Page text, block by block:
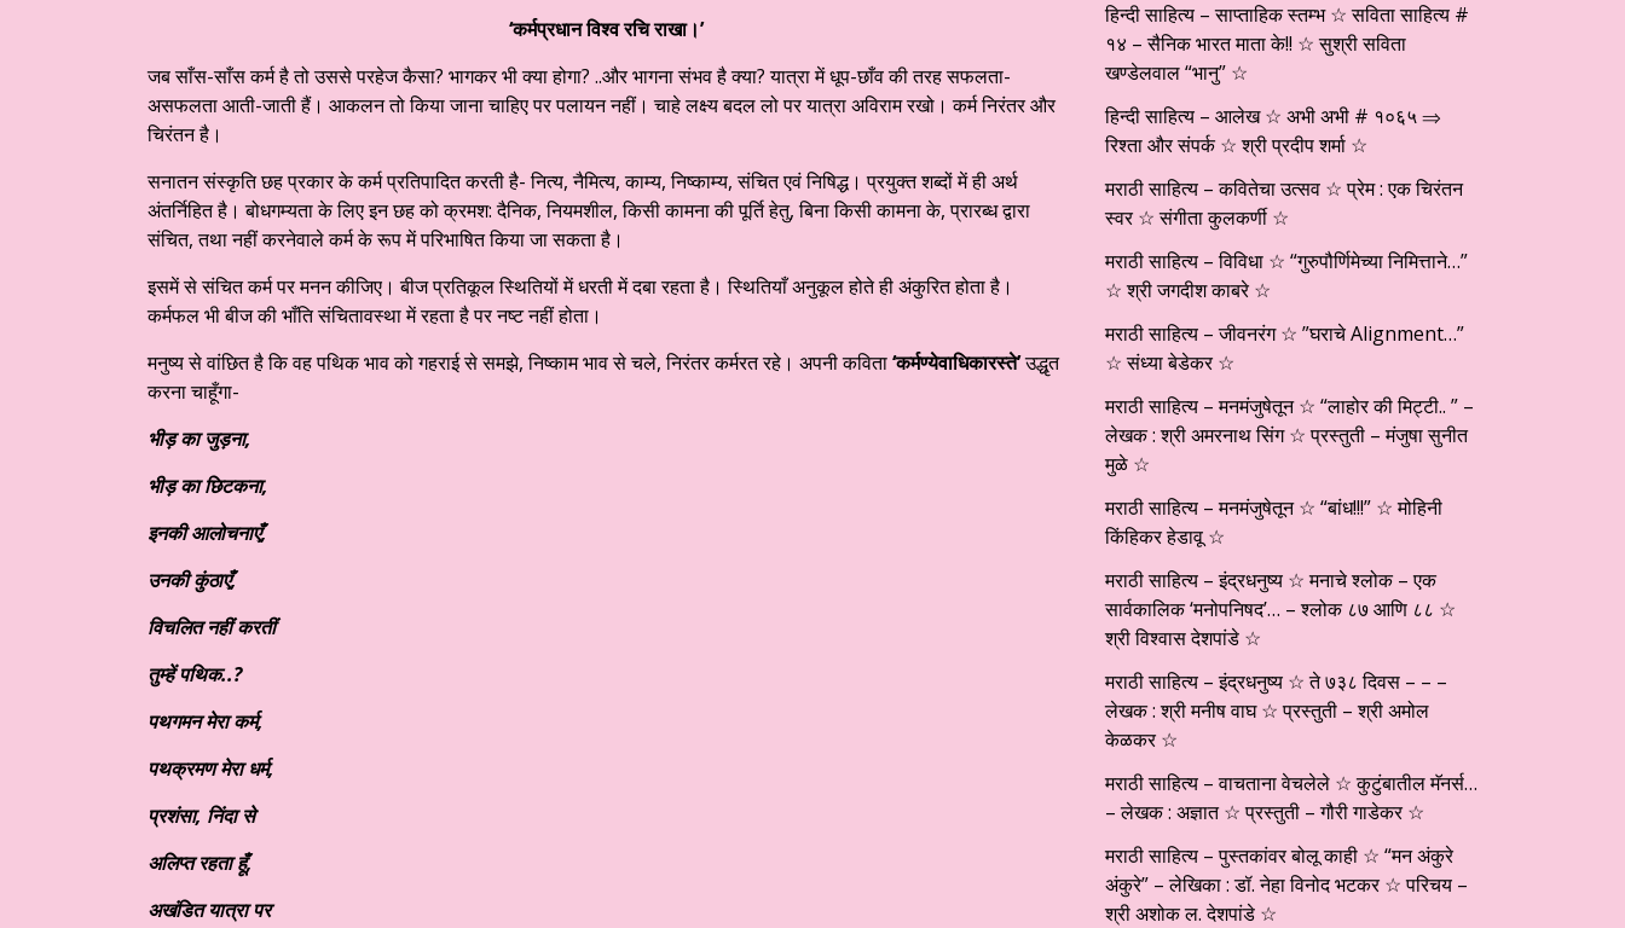
‘कर्मप्रधान विश्व रचि राखा।’
जब साँस-साँस कर्म है तो उससे परहेज कैसा? भागकर भी क्या होगा? ..और भागना संभव है क्या? यात्रा में धूप-छाँव की तरह सफलता-
असफलता आती-जाती हैं। आकलन तो किया जाना चाहिए पर पलायन नहीं। चाहे लक्ष्य बदल लो पर यात्रा अविराम रखो। कर्म निरंतर और
चिरंतन है।
सनातन संस्कृति छह प्रकार के कर्म प्रतिपादित करती है- नित्य, नैमित्य, काम्य, निष्काम्य, संचित एवं निषिद्ध। प्रयुक्त शब्दों में ही अर्थ
अंतर्निहित है। बोधगम्यता के लिए इन छह को क्रमश: दैनिक, नियमशील, किसी कामना की पूर्ति हेतु, बिना किसी कामना के, प्रारब्ध द्वारा
संचित, तथा नहीं करनेवाले कर्म के रूप में परिभाषित किया जा सकता है।
इसमें से संचित कर्म पर मनन कीजिए। बीज प्रतिकूल स्थितियों में धरती में दबा रहता है। स्थितियाँ अनुकूल होते ही अंकुरित होता है।
कर्मफल भी बीज की भाँति संचितावस्था में रहता है पर नष्ट नहीं होता।
मनुष्य से वांछित है कि वह पथिक भाव को गहराई से समझे, निष्काम भाव से चले, निरंतर कर्मरत रहे। अपनी कविता‘कर्मण्येवाधिकारस्ते’उद्धृत
करना चाहूँगा-
भीड़ का जुड़ना,
भीड़ का छिटकना,
इनकी आलोचनाएँ,
उनकी कुंठाएँ,
विचलित नहीं करतीं
तुम्हें पथिक..?
पथगमन मेरा कर्म,
पथक्रमण मेरा धर्म,
प्रशंसा, निंदा से
अलिप्त रहता हूँ,
अखंडित यात्रा पर
हिन्दी साहित्य – साप्ताहिक स्तम्भ ☆ सविता साहित्य #
१४ – सैनिक भारत माता के!! ☆ सुश्री सविता
खण्डेलवाल “भानु” ☆
हिन्दी साहित्य – आलेख ☆ अभी अभी # १०६५ ⇒
रिश्ता और संपर्क ☆ श्री प्रदीप शर्मा ☆
मराठी साहित्य – कवितेचा उत्सव ☆ प्रेम : एक चिरंतन
स्वर ☆ संगीता कुलकर्णी ☆
मराठी साहित्य – विविधा ☆ “गुरुपौर्णिमेच्या निमित्ताने…”
☆ श्री जगदीश काबरे ☆
मराठी साहित्य – जीवनरंग ☆ ”घराचे Alignment…”
☆ संध्या बेडेकर ☆
मराठी साहित्य – मनमंजुषेतून ☆ “लाहोर की मिट्टी.. ” –
लेखक : श्री अमरनाथ सिंग ☆ प्रस्तुती – मंजुषा सुनीत
मुळे ☆
मराठी साहित्य – मनमंजुषेतून ☆ “बांध!!!” ☆ मोहिनी
किंहिकर हेडावू ☆
मराठी साहित्य – इंद्रधनुष्य ☆ मनाचे श्लोक – एक
सार्वकालिक ‘मनोपनिषद’… – श्लोक ८७ आणि ८८ ☆
श्री विश्वास देशपांडे ☆
मराठी साहित्य – इंद्रधनुष्य ☆ ते ७३८ दिवस – – –
लेखक : श्री मनीष वाघ ☆ प्रस्तुती – श्री अमोल
केळकर ☆
मराठी साहित्य – वाचताना वेचलेले ☆ कुटुंबातील मॅनर्स…
– लेखक : अज्ञात ☆ प्रस्तुती – गौरी गाडेकर ☆
मराठी साहित्य – पुस्तकांवर बोलू काही ☆ “मन अंकुरे
अंकुरे” – लेखिका : डॉ. नेहा विनोद भटकर ☆ परिचय –
श्री अशोक ल. देशपांडे ☆